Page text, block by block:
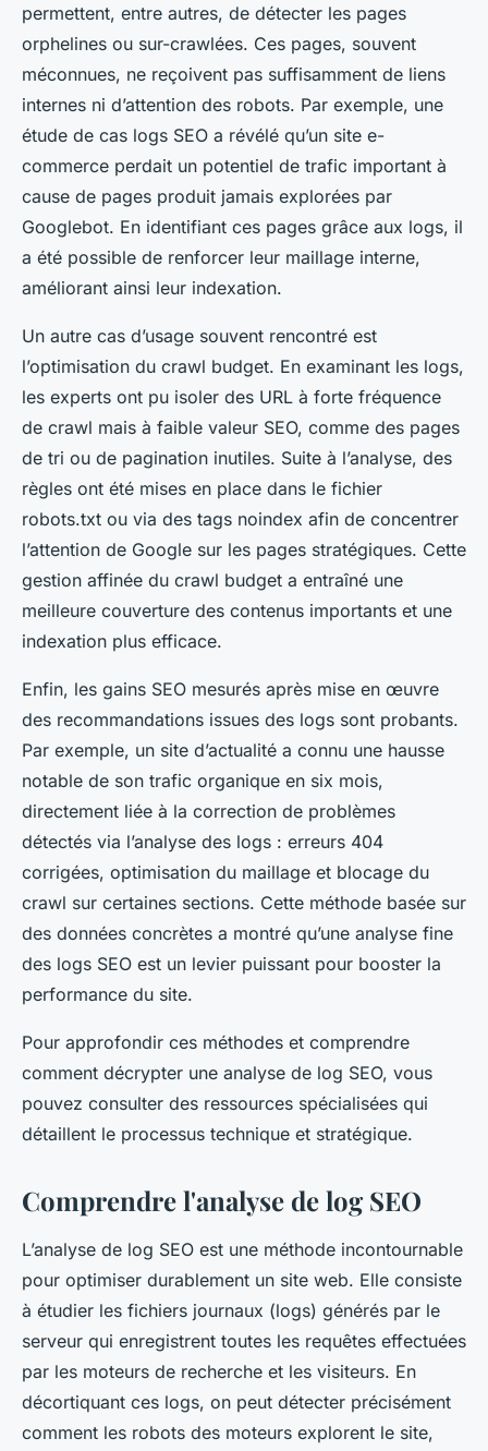
permettent, entre autres, de détecter les pages
orphelines ou sur-crawlées. Ces pages, souvent
méconnues, ne reçoivent pas suffisamment de liens
internes ni d’attention des robots. Par exemple, une
étude de cas logs SEO a révélé qu’un site e-
commerce perdait un potentiel de trafic important à
cause de pages produit jamais explorées par
Googlebot. En identifiant ces pages grâce aux logs, il
a été possible de renforcer leur maillage interne,
améliorant ainsi leur indexation.
Un autre cas d’usage souvent rencontré est
l’optimisation du crawl budget. En examinant les logs,
les experts ont pu isoler des URL à forte fréquence
de crawl mais à faible valeur SEO, comme des pages
de tri ou de pagination inutiles. Suite à l’analyse, des
règles ont été mises en place dans le fichier
robots.txt ou via des tags noindex afin de concentrer
l’attention de Google sur les pages stratégiques. Cette
gestion affinée du crawl budget a entraîné une
meilleure couverture des contenus importants et une
indexation plus efficace.
Enfin, les gains SEO mesurés après mise en œuvre
des recommandations issues des logs sont probants.
Par exemple, un site d’actualité a connu une hausse
notable de son trafic organique en six mois,
directement liée à la correction de problèmes
détectés via l’analyse des logs : erreurs 404
corrigées, optimisation du maillage et blocage du
crawl sur certaines sections. Cette méthode basée sur
des données concrètes a montré qu’une analyse fine
des logs SEO est un levier puissant pour booster la
performance du site.
Pour approfondir ces méthodes et comprendre
comment décrypter une analyse de log SEO, vous
pouvez consulter des ressources spécialisées qui
détaillent le processus technique et stratégique.
Comprendre l'analyse de log SEO
L’analyse de log SEO est une méthode incontournable
pour optimiser durablement un site web. Elle consiste
à étudier les fichiers journaux (logs) générés par le
serveur qui enregistrent toutes les requêtes effectuées
par les moteurs de recherche et les visiteurs. En
décortiquant ces logs, on peut détecter précisément
comment les robots des moteurs explorent le site,